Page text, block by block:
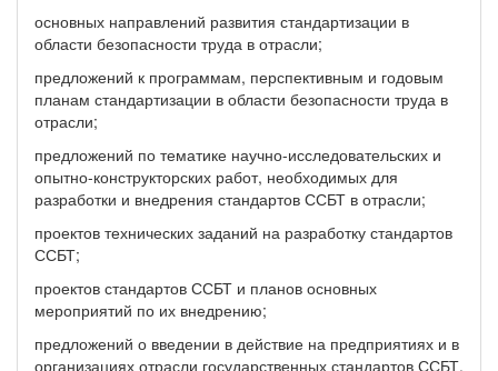
основных направлений развития стандартизации в
области безопасности труда в отрасли;
предложений к программам, перспективным и годовым
планам стандартизации в области безопасности труда в
отрасли;
предложений по тематике научно-исследовательских и
опытно-конструкторских работ, необходимых для
разработки и внедрения стандартов ССБТ в отрасли;
проектов технических заданий на разработку стандартов
ССБТ;
проектов стандартов ССБТ и планов основных
мероприятий по их внедрению;
предложений о введении в действие на предприятиях и в
организациях отрасли государственных стандартов ССБТ.